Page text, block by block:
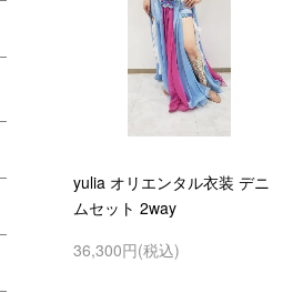
yulia オリエンタル衣装 デニ
ムセット 2way
36,300円(税込)